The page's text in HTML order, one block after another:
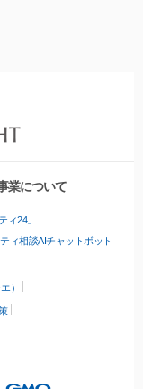
業について
ィ24」
ィ相談AIチャットボット
）